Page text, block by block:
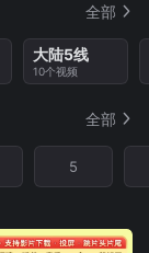
全部
大陆5线
10个视频
全部
5